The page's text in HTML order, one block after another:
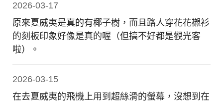
2026-03-17
原來夏威夷是真的有椰子樹，而且路人穿花花襯衫
的刻板印象好像是真的喔（但搞不好都是觀光客
啦）。
2026-03-15
在去夏威夷的飛機上用到超絲滑的螢幕，沒想到在